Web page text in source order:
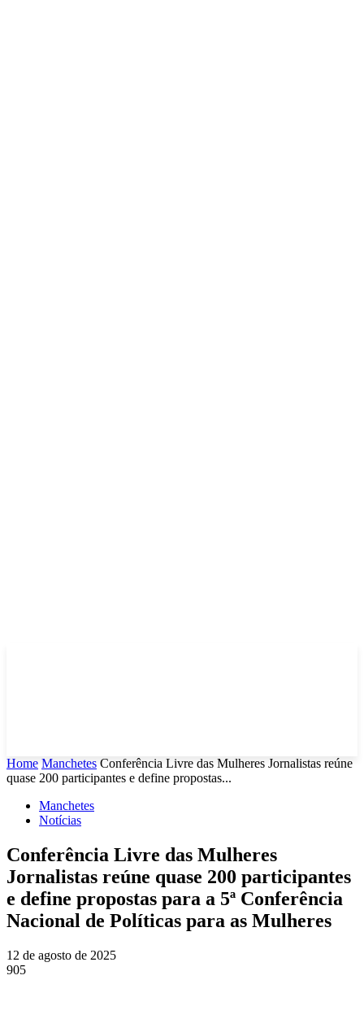
Home Manchetes Conferência Livre das Mulheres Jornalistas reúne
quase 200 participantes e define propostas...
Manchetes
Notícias
Conferência Livre das Mulheres
Jornalistas reúne quase 200 participantes
e define propostas para a 5ª Conferência
Nacional de Políticas para as Mulheres
12 de agosto de 2025
905